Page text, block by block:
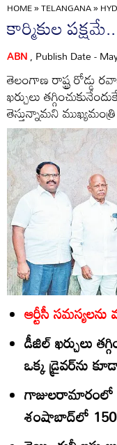
HOME»TELANGANA»
కార్మికుల పక్షమే..
ABN, Publish Date -
తెలంగాణ రాష్ట్ర రోడ్డు
ఖర్చులు
తెస్తున్నామని
ఆర్టీసీ
డీజిల్‌ ఖర్చులు
ఒక్క డ్రైవర్‌ను
గాజులరామారంలో
శంషాబాద్‌లో 150